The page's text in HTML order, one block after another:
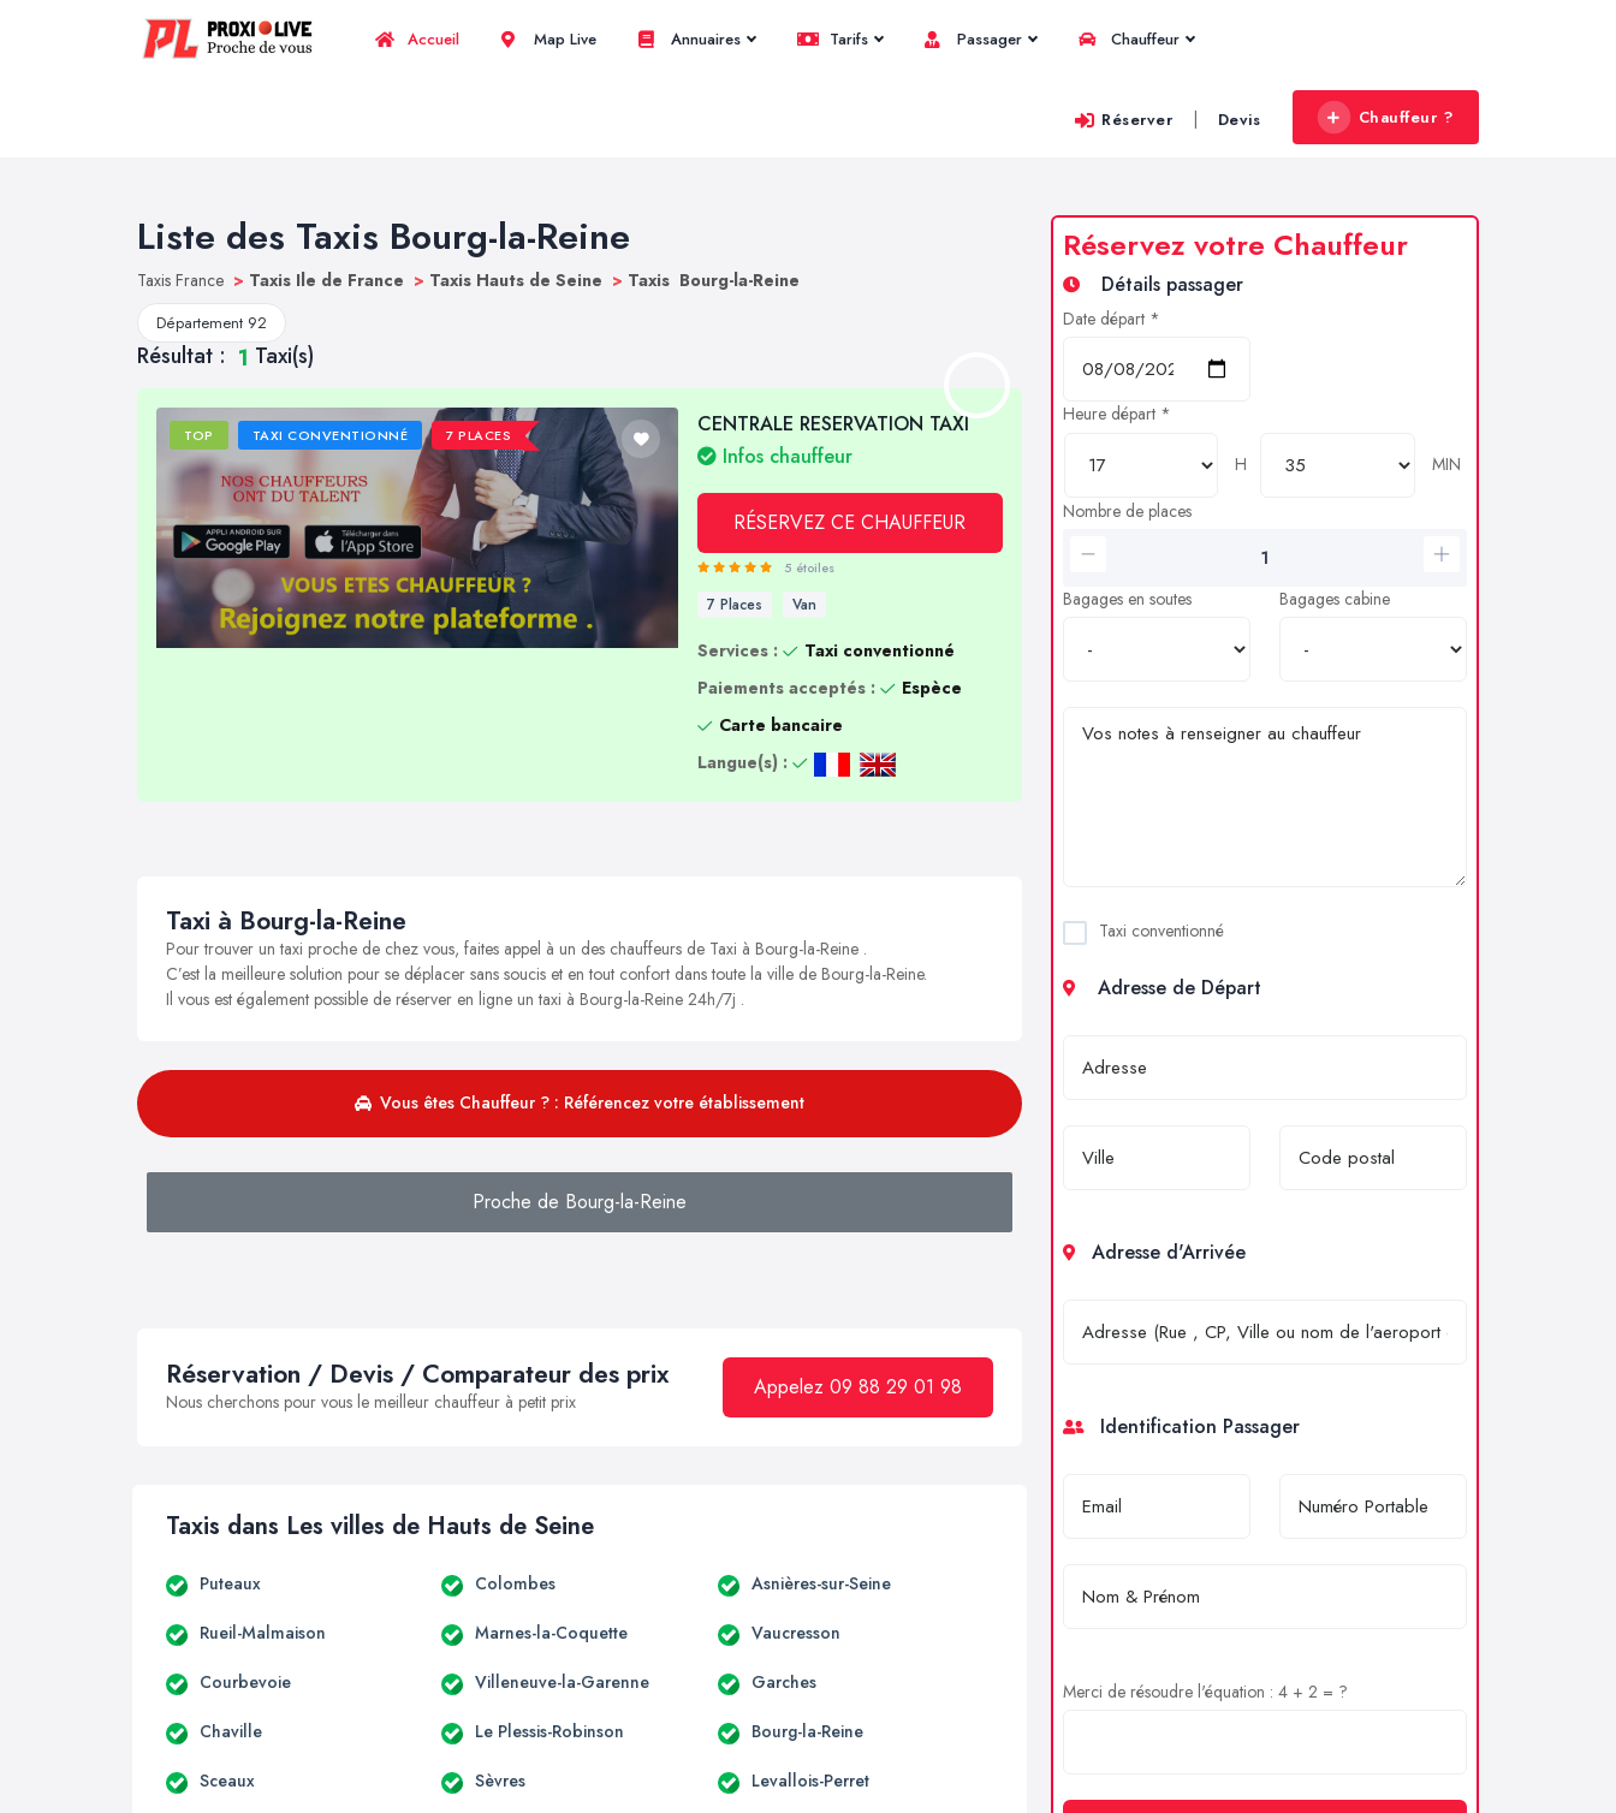
Accueil Map Live Annuaires Tarifs Passager Chauffeur
Réserver | Devis Chauffeur ?
Liste des Taxis Bourg-la-Reine
Taxis France > Taxis Ile de France > Taxis Hauts de Seine > Taxis Bourg-la-Reine
Département 92
Résultat : 1 Taxi(s)
TOP TAXI CONVENTIONNÉ 7 PLACES
CENTRALE RESERVATION TAXI
Infos chauffeur
RÉSERVEZ CE CHAUFFEUR
5 étoiles
7 Places Van
Services :
Taxi conventionné
Paiements acceptés :
Espèce
Carte bancaire
Langue(s) :
Taxi à Bourg-la-Reine
Pour trouver un taxi proche de chez vous, faites appel à un des chauffeurs de Taxi à Bourg-la-Reine .
C’est la meilleure solution pour se déplacer sans soucis et en tout confort dans toute la ville de Bourg-la-Reine.
Il vous est également possible de réserver en ligne un taxi à Bourg-la-Reine 24h/7j .
Vous êtes Chauffeur ? : Référencez votre établissement
Proche de Bourg-la-Reine
Réservation / Devis / Comparateur des prix
Nous cherchons pour vous le meilleur chauffeur à petit prix
Appelez 09 88 29 01 98
Taxis dans Les villes de Hauts de Seine
Puteaux Colombes Asnières-sur-Seine
Rueil-Malmaison Marnes-la-Coquette Vaucresson
Courbevoie Villeneuve-la-Garenne Garches
Chaville Le Plessis-Robinson Bourg-la-Reine
Sceaux Sèvres Levallois-Perret
Réservez votre Chauffeur
Détails passager
Date départ *
Heure départ *
H
MIN
Nombre de places
Bagages en soutes Bagages cabine
Taxi conventionné
Adresse de Départ
Adresse d'Arrivée
Identification Passager
Merci de résoudre l'équation : 4 + 2 = ?